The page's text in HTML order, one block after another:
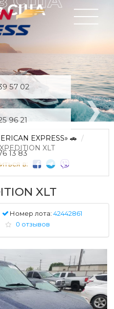
США
57 02
96 21
13 83
EXPRESS» 🚗
XLT
в:
XLT
Номер лота: 42442861
0 отзывов